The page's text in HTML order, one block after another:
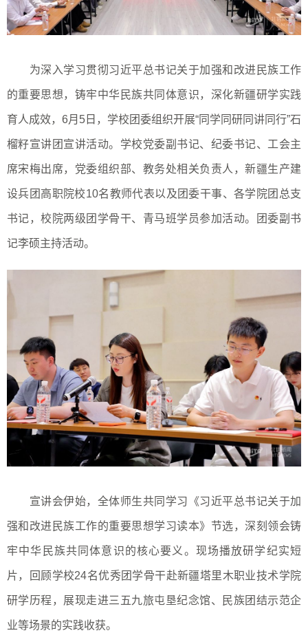
为深入学习贯彻习近平总书记关于加强和改进民族工作
的重要思想，铸牢中华民族共同体意识，深化新疆研学实践
育人成效，6月5日，学校团委组织开展“同学同研同讲同行”石
榴籽宣讲团宣讲活动。学校党委副书记、纪委书记、工会主
席宋梅出席，党委组织部、教务处相关负责人，新疆生产建
设兵团高职院校10名教师代表以及团委干事、各学院团总支
书记，校院两级团学骨干、青马班学员参加活动。团委副书
记李硕主持活动。
宣讲会伊始，全体师生共同学习《习近平总书记关于加
强和改进民族工作的重要思想学习读本》节选，深刻领会铸
牢中华民族共同体意识的核心要义。现场播放研学纪实短
片，回顾学校24名优秀团学骨干赴新疆塔里木职业技术学院
研学历程，展现走进三五九旅屯垦纪念馆、民族团结示范企
业等场景的实践收获。